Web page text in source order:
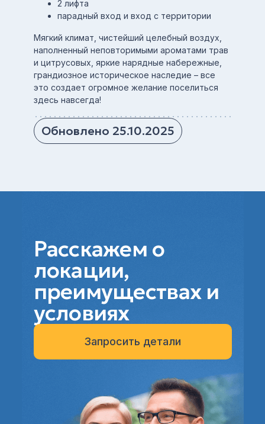
2 лифта
парадный вход и вход с территории
Мягкий климат, чистейший целебный воздух,
наполненный неповторимыми ароматами трав
и цитрусовых, яркие нарядные набережные,
грандиозное историческое наследие – все
это создает огромное желание поселиться
здесь навсегда!
Обновлено 25.10.2025
Расскажем о
локации,
преимуществах и
условиях
Запросить детали